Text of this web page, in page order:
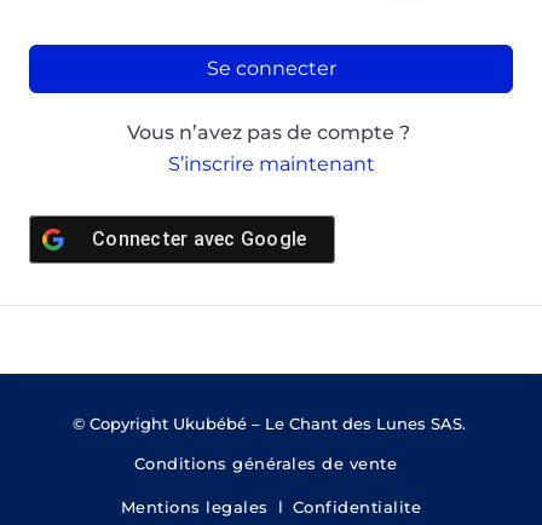
Se connecter
Vous n’avez pas de compte ?
S’inscrire maintenant
Connecter avec Google
© Copyright Ukubébé – Le Chant des Lunes SAS.
Conditions générales de vente
Mentions legales l Confidentialite